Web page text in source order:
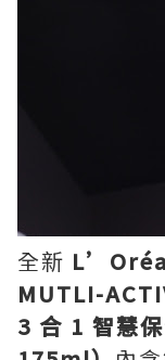
全新
MUTLI-
3 合 1 智慧